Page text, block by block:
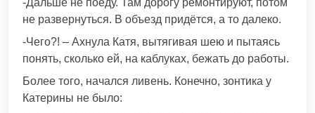
не развернуться. В объезд придётся, а то далеко.
-Чего?! – Ахнула Катя, вытягивая шею и пытаясь
понять, сколько ей, на каблуках, бежать до работы.
Более того, начался ливень. Конечно, зонтика у
Катерины не было: